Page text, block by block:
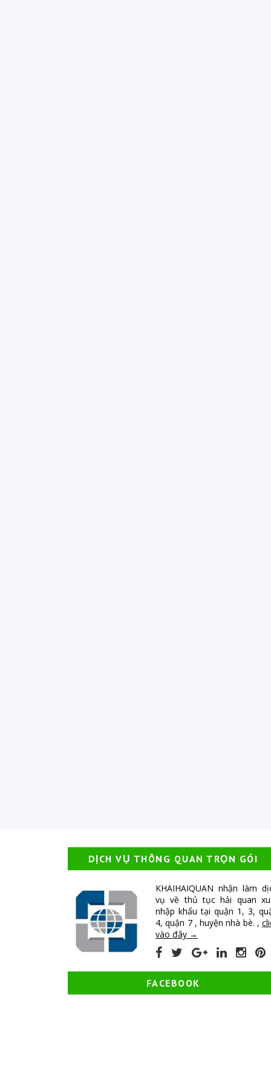
DỊCH VỤ THÔNG QUAN TRỌN GÓI
KHAIHAIQUAN nhận làm
vụ về thủ tục hải quan
nhập khẩu tại quận 1, 3,
4, quận 7 , huyện nhà bè. ,
vào đây →
FACEBOOK